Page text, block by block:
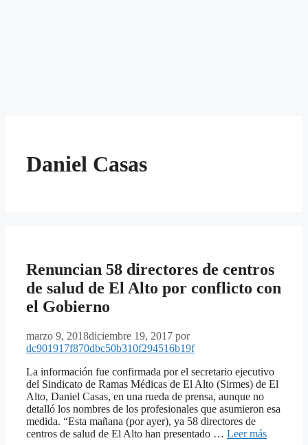
Daniel Casas
Renuncian 58 directores de centros
de salud de El Alto por conflicto con
el Gobierno
marzo 9, 2018diciembre 19, 2017 por
dc901917f870dbc50b310f294516b19f
La información fue confirmada por el secretario ejecutivo
del Sindicato de Ramas Médicas de El Alto (Sirmes) de El
Alto, Daniel Casas, en una rueda de prensa, aunque no
detalló los nombres de los profesionales que asumieron esa
medida. “Esta mañana (por ayer), ya 58 directores de
centros de salud de El Alto han presentado … Leer más